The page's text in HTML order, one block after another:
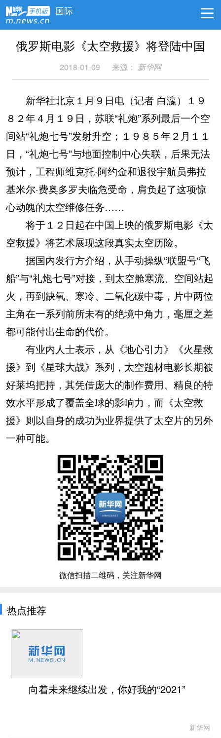
国际
俄罗斯电影《太空救援》将登陆中国
2018-01-09 来源： 新华网
新华社北京１月９日电（记者 白瀛）１９
８２年４月１９日，苏联“礼炮”系列最后一个空
间站“礼炮七号”发射升空；１９８５年２月１１
日，“礼炮七号”与地面控制中心失联，后果无法
预计，工程师维克托·阿约金和退役宇航员弗拉
基米尔·费奥多罗夫临危受命，肩负起了这项惊
心动魄的太空维修任务……
将于１２日起在中国上映的俄罗斯电影《太
空救援》将艺术展现这段真实太空历险。
据国内发行方介绍，从手动操纵“联盟号“飞
船”与“礼炮七号”对接，到太空舱寒流、空间站起
火，再到缺氧、寒冷、二氧化碳中毒，片中两位
主角在一系列前所未有的绝境中角力，毫厘之差
都可能付出生命的代价。
有业内人士表示，从《地心引力》《火星救
援》到《星球大战》系列，太空题材电影长期被
好莱坞把持，其凭借庞大的制作费用、精良的特
效水平形成了覆盖全球的影响力，而《太空救
援》则以自身的成功为业界提供了太空片的另外
一种可能。
微信扫描二维码，关注新华网
热点推荐
向着未来继续出发，你好我的“2021”
新华网